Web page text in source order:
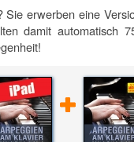
Sie erwerben eine
damit automatisch